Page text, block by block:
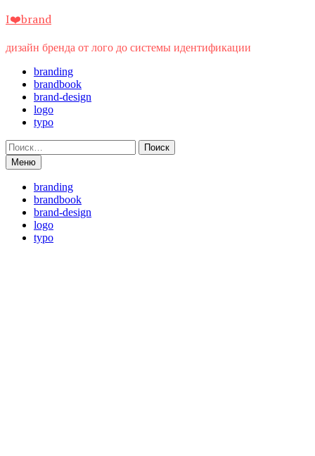
Перейти
содержимому
I❤️brand
дизайн бренда от лого до системы идентификации
branding
brandbook
brand-design
logo
typo
Найти:
Меню
branding
brandbook
brand-design
logo
typo